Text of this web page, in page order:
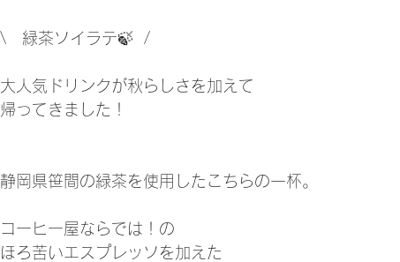
\   緑茶ソイラテ🍃  /
大人気ドリンクが秋らしさを加えて
帰ってきました！
静岡県笹間の緑茶を使用したこちらの一杯。
コーヒー屋ならでは！の
ほろ苦いエスプレッソを加えた